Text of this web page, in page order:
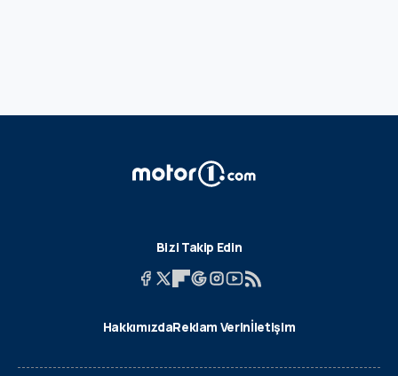
Bizi Takip Edin
HakkımızdaReklam Verinİletişim